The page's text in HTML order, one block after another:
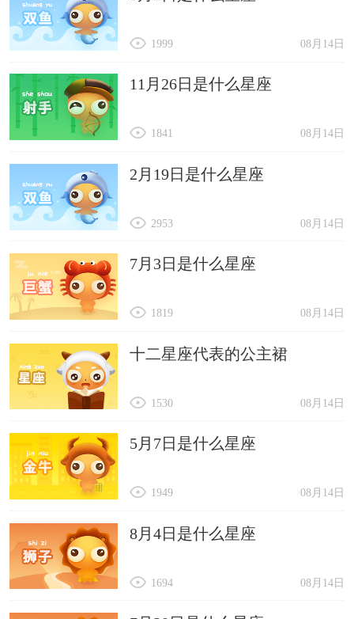
08月14日
1999
11月26日是什么星座
08月14日
1841
2月19日是什么星座
08月14日
2953
7月3日是什么星座
08月14日
1819
十二星座代表的公主裙
08月14日
1530
5月7日是什么星座
08月14日
1949
8月4日是什么星座
08月14日
1694